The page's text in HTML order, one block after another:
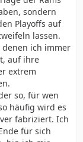
sondern
Playoffs auf
lassen.
denen ich immer
auf ihre
extrem
so, für wen
häufig wird es
fabriziert. Ich
für sich